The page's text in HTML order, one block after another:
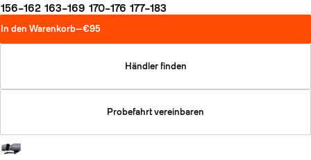
156–162 163–169 170–176 177–183
In den Warenkorb—€95
Händler finden
Probefahrt vereinbaren